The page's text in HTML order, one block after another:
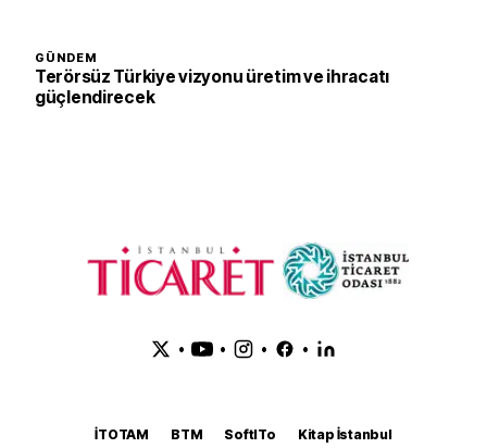
GÜNDEM
Terörsüz Türkiye vizyonu üretim ve ihracatı
güçlendirecek
• • • •
İTOTAM BTM SoftITo
Kitap İstanbul